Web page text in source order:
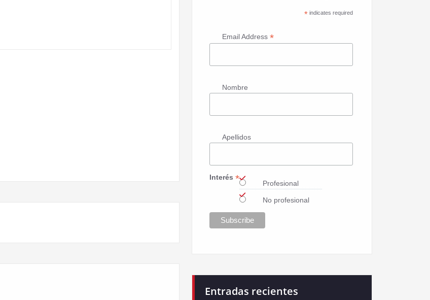
* indicates required
Email Address*
Nombre
Apellidos
Interés* Profesional
No profesional
Entradas recientes